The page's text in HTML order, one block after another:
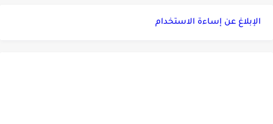
الإبلاغ عن إساءة الاستخدام